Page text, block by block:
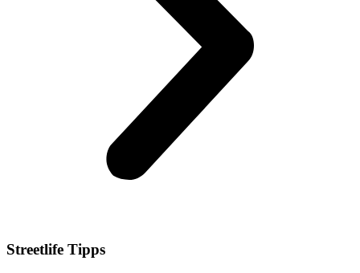
Streetlife Tipps